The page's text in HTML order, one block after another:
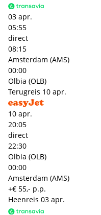
03 apr.
05:55
direct
08:15
Amsterdam (AMS)
00:00
Olbia (OLB)
Terugreis 10 apr.
10 apr.
20:05
direct
22:30
Olbia (OLB)
00:00
Amsterdam (AMS)
+€ 55,- p.p.
Heenreis 03 apr.